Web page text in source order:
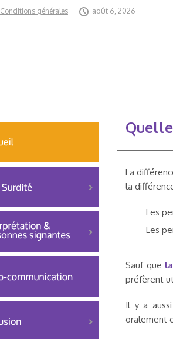
Conditions générales août 6, 2026
La
la
Les
Les
Sauf que
préfèrent
Il y a
oralement